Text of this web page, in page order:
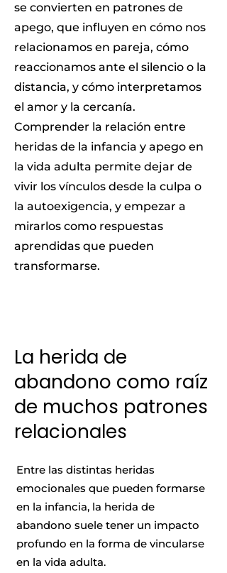
se convierten en patrones de
apego, que influyen en cómo nos
relacionamos en pareja, cómo
reaccionamos ante el silencio o la
distancia, y cómo interpretamos
el amor y la cercanía.
Comprender la relación entre
heridas de la infancia y apego en
la vida adulta permite dejar de
vivir los vínculos desde la culpa o
la autoexigencia, y empezar a
mirarlos como respuestas
aprendidas que pueden
transformarse.
La herida de
abandono como raíz
de muchos patrones
relacionales
Entre las distintas heridas
emocionales que pueden formarse
en la infancia, la herida de
abandono suele tener un impacto
profundo en la forma de vincularse
en la vida adulta.